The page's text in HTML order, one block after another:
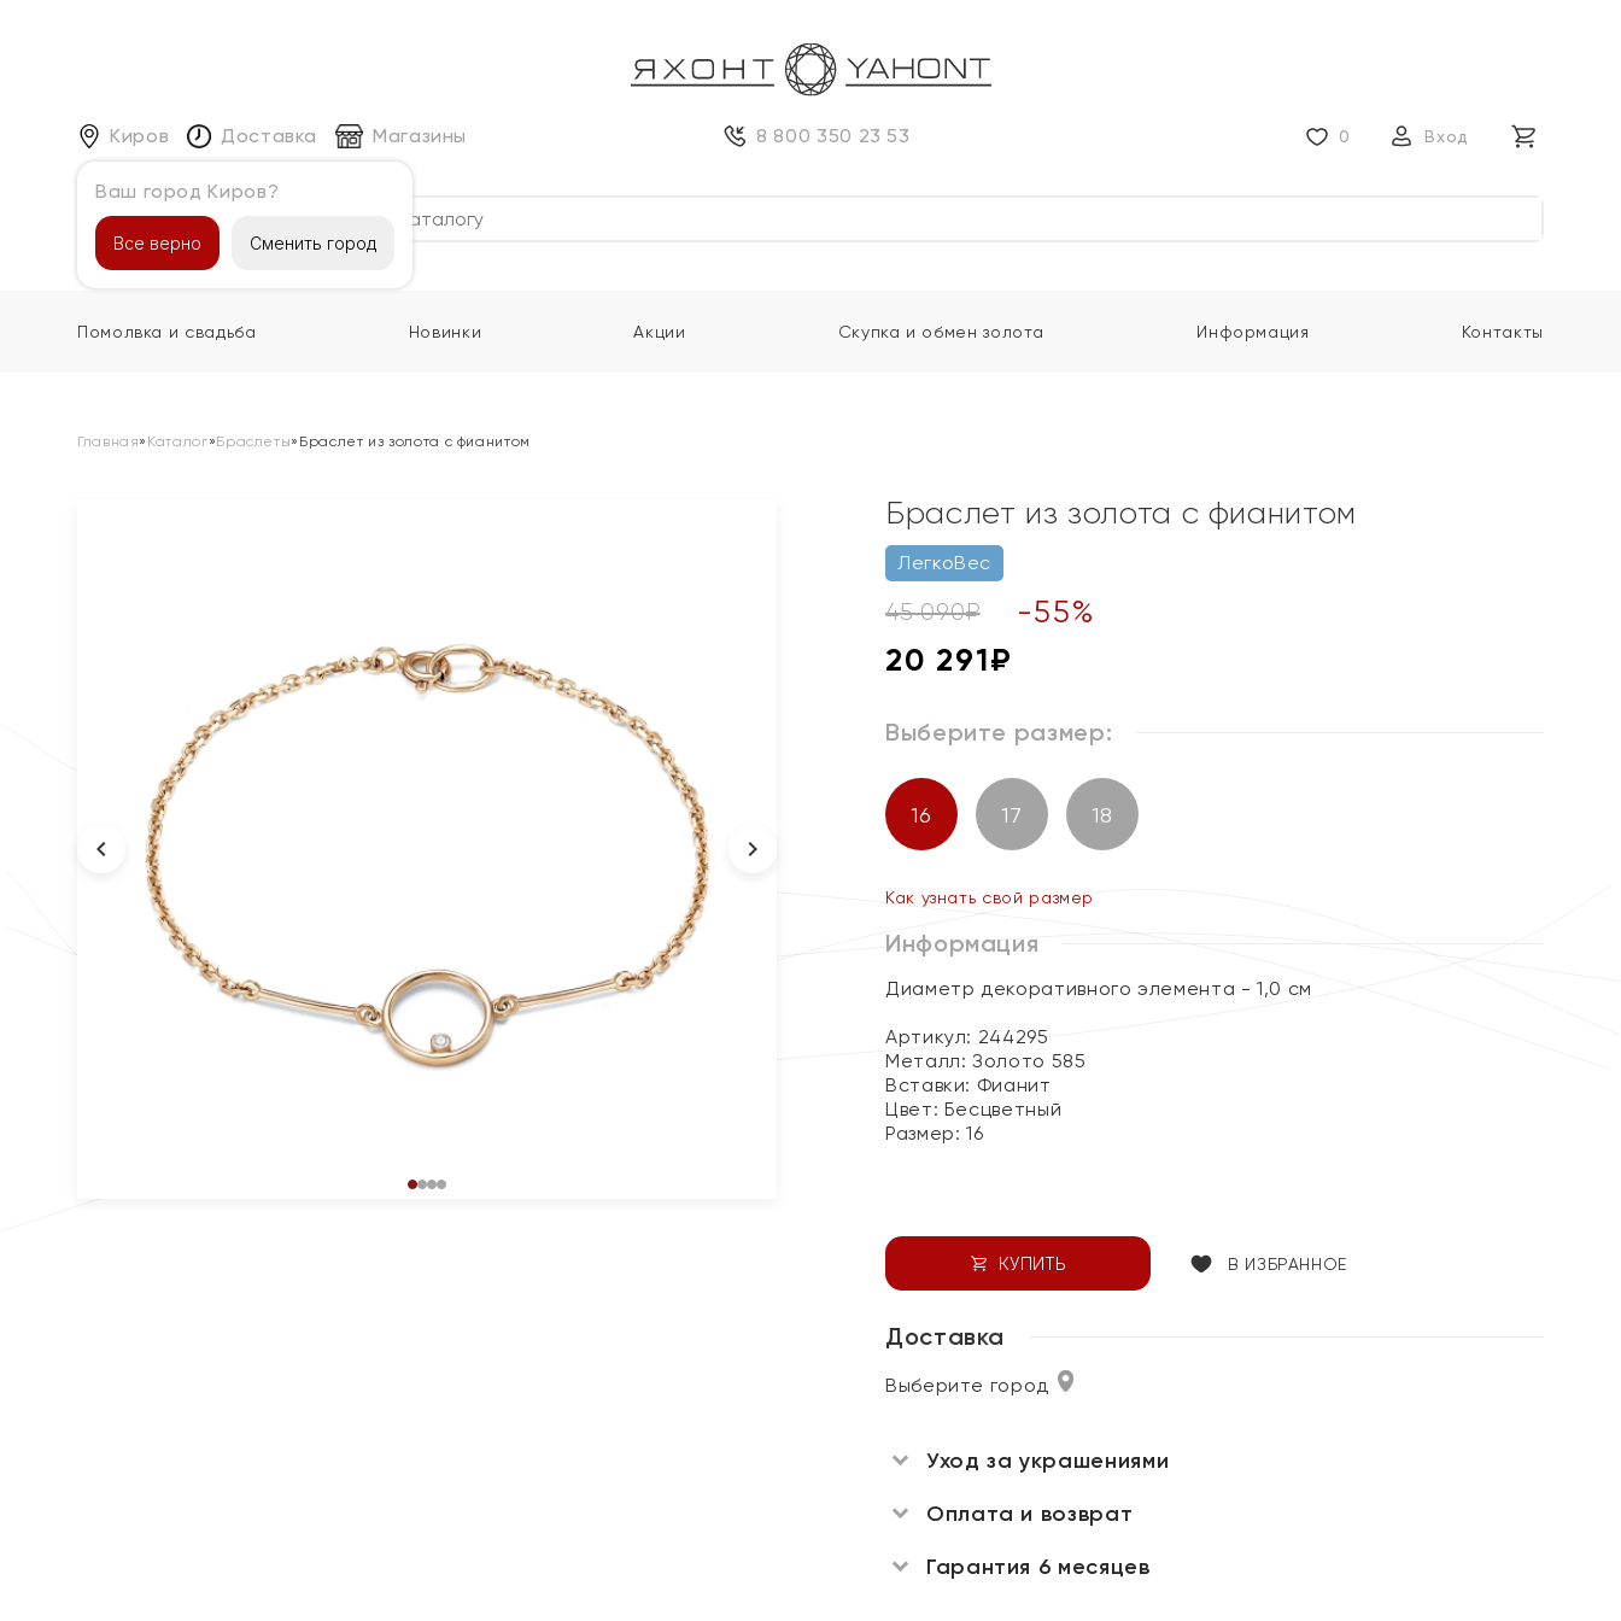
Киров
Ваш город Киров?
Все верно Сменить город
Доставка Магазины 8 800 350 23 53 0 Вход
Каталог
Помолвка и свадьба Новинки Акции Скупка и обмен золота Информация Контакты
Главная» Каталог»Браслеты» Браслет из золота с фианитом
Браслет из золота с фианитом
ЛегкоВес
45 090₽ -55%
20 291₽
Выберите размер:
16 17 18
Как узнать свой размер
Информация
Диаметр декоративного элемента - 1,0 см
Артикул: 244295
Металл:Золото 585
Вставки: Фианит
Цвет: Бесцветный
Размер:16
КУПИТЬ В ИЗБРАННОЕ
Доставка
Выберите город
Уход за украшениями
Оплата и возврат
Гарантия 6 месяцев